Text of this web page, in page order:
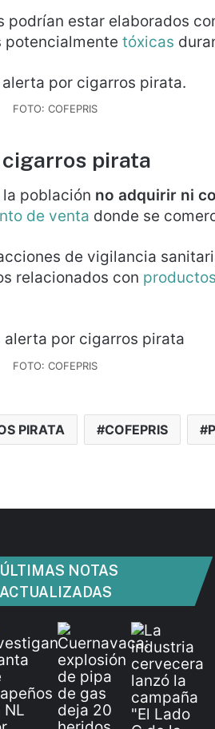
podrían estar elaborados
potencialmente tóxicas
FOTO: COFEPRIS
pirata
población no adquirir ni
de venta donde se
de vigilancia
relacionados con productos
FOTO: COFEPRIS
PIRATA COFEPRIS
ÚLTIMAS NOTAS
ACTUALIZADAS